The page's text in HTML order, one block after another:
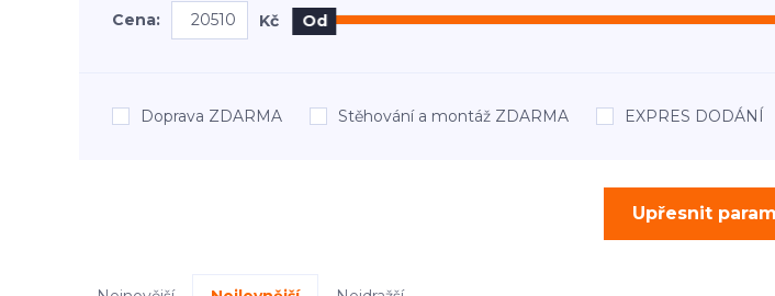
Upřesnit
Cena: Kč Od
Doprava ZDARMA Stěhování a montáž ZDARMA EXPRES DODÁNÍ